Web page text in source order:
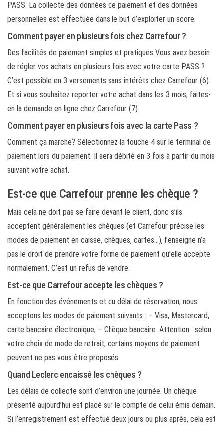
PASS. La collecte des données de paiement et des données
personnelles est effectuée dans le but d’exploiter un score.
Comment payer en plusieurs fois chez Carrefour ?
Des facilités de paiement simples et pratiques Vous avez besoin
de régler vos achats en plusieurs fois avec votre carte PASS ?
C’est possible en 3 versements sans intérêts chez Carrefour (6).
Et si vous souhaitez reporter votre achat dans les 3 mois, faites-
en la demande en ligne chez Carrefour (7).
Comment payer en plusieurs fois avec la carte Pass ?
Comment ça marche? Sélectionnez la touche 4 sur le terminal de
paiement lors du paiement. Il sera débité en 3 fois à partir du mois
suivant votre achat.
Est-ce que Carrefour prenne les chèque ?
Mais cela ne doit pas se faire devant le client, donc s’ils
acceptent généralement les chèques (et Carrefour précise les
modes de paiement en caisse, chèques, cartes…), l’enseigne n’a
pas le droit de prendre votre forme de paiement qu’elle accepte
normalement. C’est un refus de vendre.
Est-ce que Carrefour accepte les chèques ?
En fonction des événements et du délai de réservation, nous
acceptons les modes de paiement suivants : – Visa, Mastercard,
carte bancaire électronique, – Chèque bancaire. Attention : selon
votre choix de mode de retrait, certains moyens de paiement
peuvent ne pas vous être proposés.
Quand Leclerc encaissé les chèques ?
Les délais de collecte sont d’environ une journée. Un chèque
présenté aujourd’hui est placé sur le compte de celui émis demain.
Si l’enregistrement est effectué deux jours ou plus après, cela est